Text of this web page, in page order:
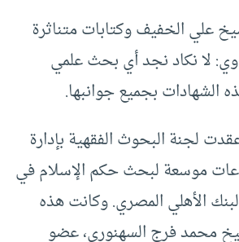
علي الخفيف وكتابات متناثرة
لا نكاد نجد أي بحث علمي
الشهادات بجميع جوانبها.
17/3/1976 عقدت لجنة البحوث الفقهية بإدارة
موسعة لبحث حكم الإسلام في
الأهلي المصري. وكانت هذه
محمد فرج السهنوري، عضو